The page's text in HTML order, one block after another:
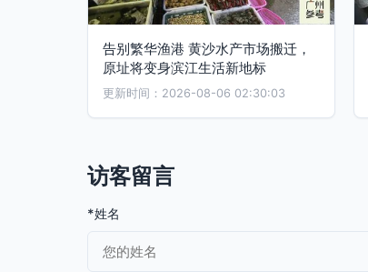
告别繁华渔港 黄沙水产市场搬迁，
原址将变身滨江生活新地标
更新时间：2026-08-06 02:30:03
访客留言
*姓名